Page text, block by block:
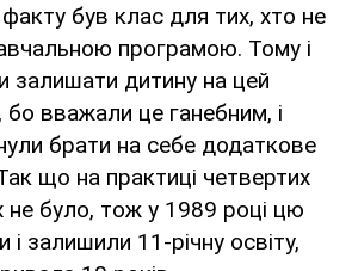
був клас для тих, хто не
програмою. Тому і
залишати дитину на цей
бо вважали це ганебним, і
брати на себе додаткове
що на практиці четвертих
не було, тож у 1989 році цю
і залишили 11-річну освіту,